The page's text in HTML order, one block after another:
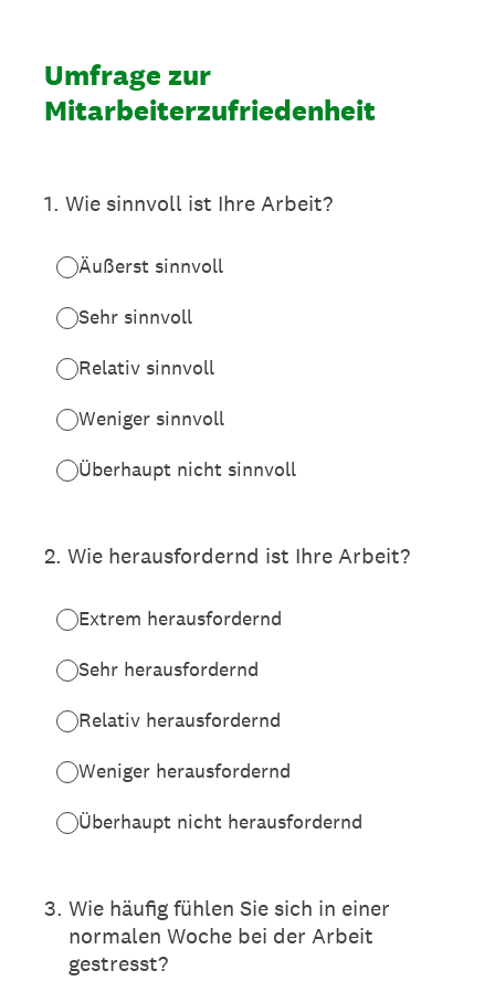
Umfrage zur
Mitarbeiterzufriedenheit
1. Wie sinnvoll ist Ihre Arbeit?
Äußerst sinnvoll
Sehr sinnvoll
Relativ sinnvoll
Weniger sinnvoll
Überhaupt nicht sinnvoll
2. Wie herausfordernd ist Ihre Arbeit?
Extrem herausfordernd
Sehr herausfordernd
Relativ herausfordernd
Weniger herausfordernd
Überhaupt nicht herausfordernd
3. Wie häufig fühlen Sie sich in einer
normalen Woche bei der Arbeit
gestresst?